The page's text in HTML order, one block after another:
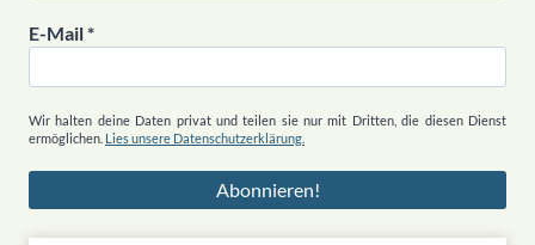
E-Mail*
Wir halten deine Daten privat und teilen sie nur mit Dritten, die diesen Dienst
ermöglichen. Lies unsere Datenschutzerklärung.